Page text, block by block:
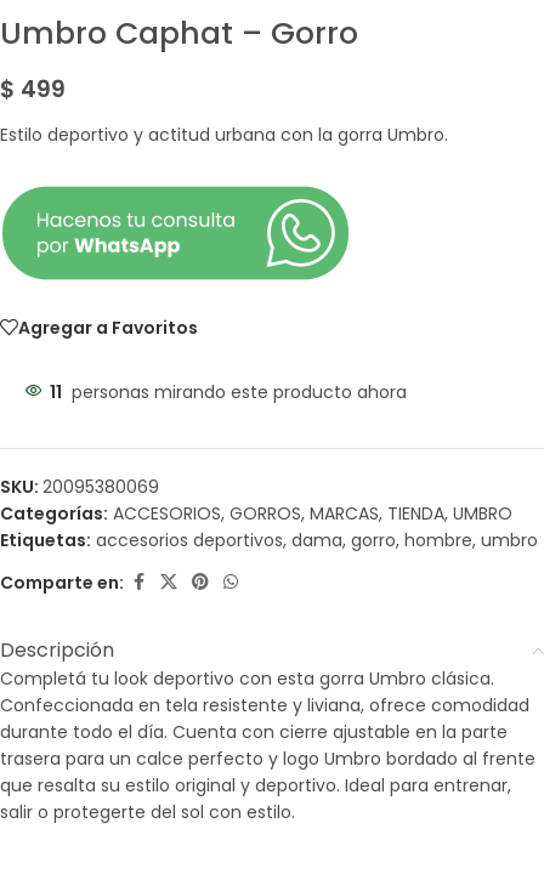
Umbro Caphat – Gorro
$ 499
Estilo deportivo y actitud urbana con la gorra Umbro.
Agregar a Favoritos
11 personas mirando este producto ahora
SKU: 20095380069
Categorías: ACCESORIOS, GORROS, MARCAS, TIENDA, UMBRO
Etiquetas: accesorios deportivos, dama, gorro, hombre, umbro
Comparte en:
Descripción
Completá tu look deportivo con esta gorra Umbro clásica.
Confeccionada en tela resistente y liviana, ofrece comodidad
durante todo el día. Cuenta con cierre ajustable en la parte
trasera para un calce perfecto y logo Umbro bordado al frente
que resalta su estilo original y deportivo. Ideal para entrenar,
salir o protegerte del sol con estilo.